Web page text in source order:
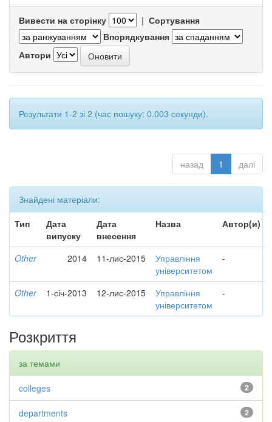
Вивести на сторінку | Сортування
Впорядкування
Автори
Результати 1-2 зі 2 (час пошуку: 0.003 секунди).
назад 1 далі
Знайдені матеріали:
Тип
Дата
випуску
Дата
внесення
Назва Автор(и)
Other 2014 11-лис-2015
Управління
університетом
-
Other 1-січ-2013 12-лис-2015
Управління
університетом
-
Розкриття
за темами
2
colleges
2
departments